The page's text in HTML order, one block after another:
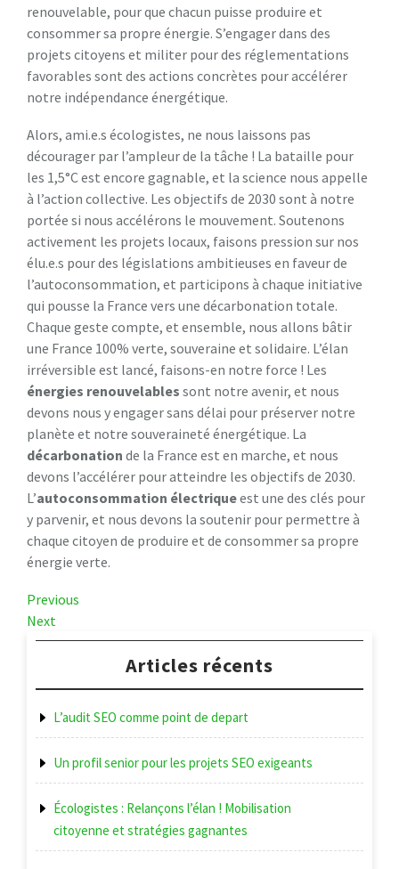
renouvelable, pour que chacun puisse produire et
consommer sa propre énergie. S’engager dans des
projets citoyens et militer pour des réglementations
favorables sont des actions concrètes pour accélérer
notre indépendance énergétique.
Alors, ami.e.s écologistes, ne nous laissons pas
décourager par l’ampleur de la tâche ! La bataille pour
les 1,5°C est encore gagnable, et la science nous appelle
à l’action collective. Les objectifs de 2030 sont à notre
portée si nous accélérons le mouvement. Soutenons
activement les projets locaux, faisons pression sur nos
élu.e.s pour des législations ambitieuses en faveur de
l’autoconsommation, et participons à chaque initiative
qui pousse la France vers une décarbonation totale.
Chaque geste compte, et ensemble, nous allons bâtir
une France 100% verte, souveraine et solidaire. L’élan
irréversible est lancé, faisons-en notre force ! Les
énergies renouvelables sont notre avenir, et nous
devons nous y engager sans délai pour préserver notre
planète et notre souveraineté énergétique. La
décarbonation de la France est en marche, et nous
devons l’accélérer pour atteindre les objectifs de 2030.
L’autoconsommation électriqueest une des clés pour
y parvenir, et nous devons la soutenir pour permettre à
chaque citoyen de produire et de consommer sa propre
énergie verte.
Navigation
de
l’article
Previous
Post
Previous
Next
Post
Next
Articles récents
L’audit SEO comme point de depart
Un profil senior pour les projets SEO exigeants
Écologistes : Relançons l’élan ! Mobilisation
citoyenne et stratégies gagnantes